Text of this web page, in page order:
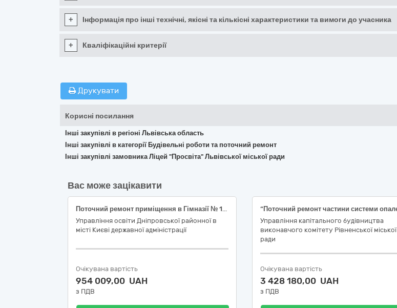
+ Інформація про інші технічні, якісні та кількісні характеристики та вимоги до учасника
+ Кваліфікаційні критерії
Друкувати
Корисні посилання
Інші закупівлі в регіоні Львівська область
Інші закупівлі в категорії Будівельні роботи та поточний ремонт
Інші закупівлі замовника Ліцей "Просвіта" Львівської міської ради
Вас може зацікавити
Поточний ремонт приміщення в Гімназії № 188 Дніпровського району м. Києва
Управління освіти Дніпровської районної в
місті Києві державної адміністрації
Очікувана вартість
954 009,00 UAH
з ПДВ
Управління капітального будівництва
виконавчого комітету Рівненської міської
ради
Очікувана вартість
3 428 180,00 UAH
з ПДВ